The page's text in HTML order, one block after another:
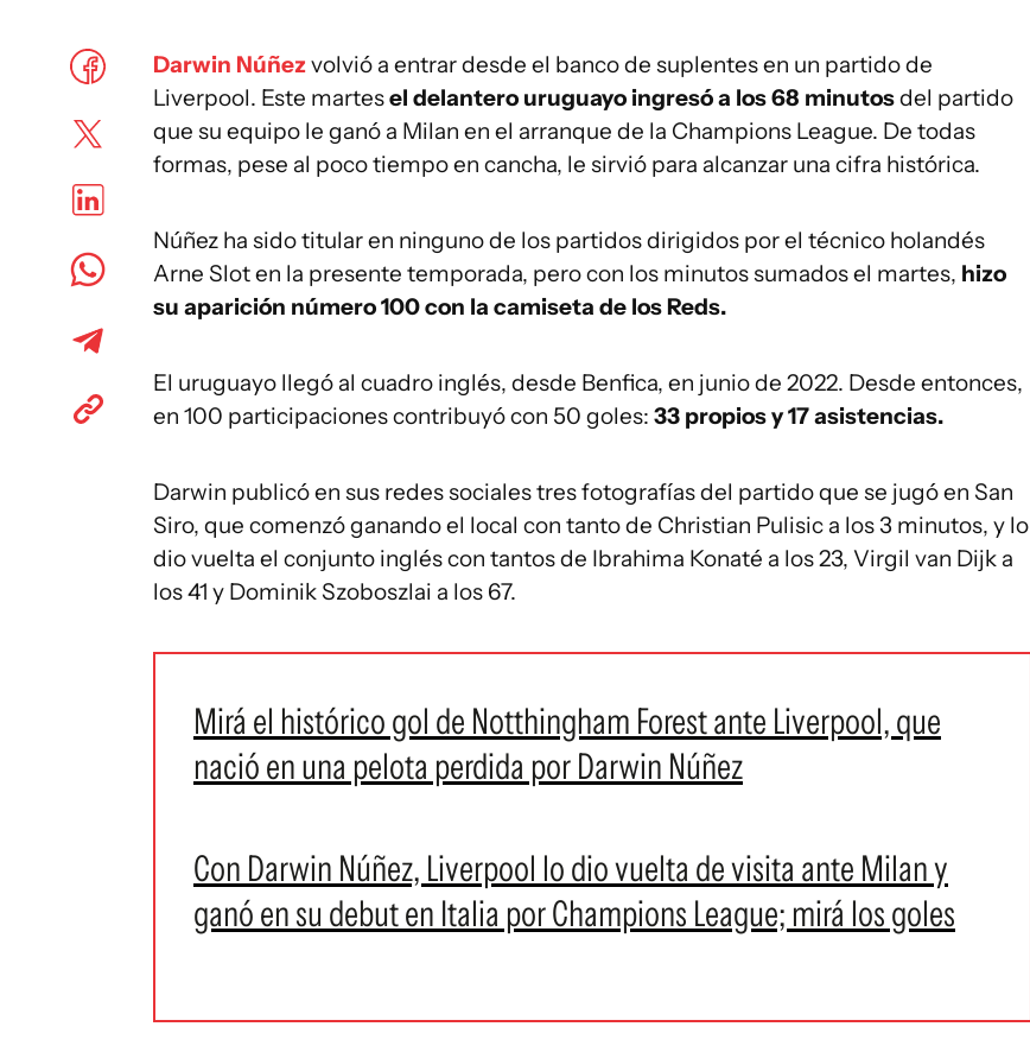
Darwin Núñezvolvió a entrar desde el banco de suplentes en un partido de
Liverpool. Este martesel delantero uruguayo ingresó a los 68 minutosdel partido
que su equipo le ganó a Milan en el arranque de la Champions League. De todas
formas, pese al poco tiempo en cancha, le sirvió para alcanzar una cifra histórica.
Núñez ha sido titular en ninguno de los partidos dirigidos por el técnico holandés
Arne Slot en la presente temporada, pero con los minutos sumados el martes, hizo
su aparición número 100 con la camiseta de los Reds.
El uruguayo llegó al cuadro inglés, desde Benfica, en junio de 2022. Desde entonces,
en 100 participaciones contribuyó con 50 goles: 33 propios y 17 asistencias.
Darwin publicó en sus redes sociales tres fotografías del partido que se jugó en San
Siro, que comenzó ganando el local con tanto de Christian Pulisic a los 3 minutos, y lo
dio vuelta el conjunto inglés con tantos de Ibrahima Konaté a los 23, Virgil van Dijk a
los 41 y Dominik Szoboszlai a los 67.
Mirá el histórico gol de Notthingham Forest ante Liverpool, que
nació en una pelota perdida por Darwin Núñez
Con Darwin Núñez, Liverpool lo dio vuelta de visita ante Milan y
ganó en su debut en Italia por Champions League; mirá los goles